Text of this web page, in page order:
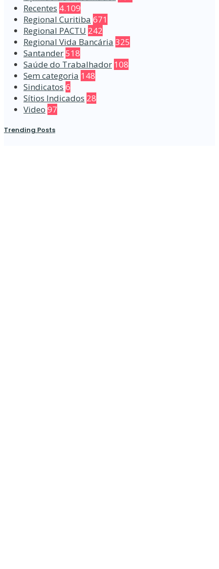
Recentes 4.109
Regional Curitiba 671
Regional PACTU 242
Regional Vida Bancária 325
Santander518
Saúde do Trabalhador 108
Sem categoria 148
Sindicatos 6
Sítios Indicados 28
Video 97
Trending Posts